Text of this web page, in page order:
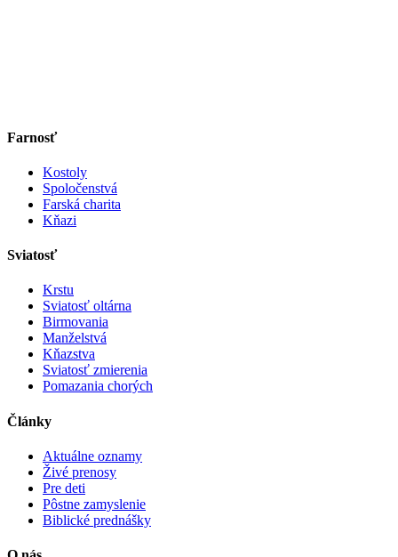
Farnosť
Kostoly
Spoločenstvá
Farská charita
Kňazi
Sviatosť
Krstu
Sviatosť oltárna
Birmovania
Manželstvá
Kňazstva
Sviatosť zmierenia
Pomazania chorých
Články
Aktuálne oznamy
Živé prenosy
Pre deti
Pôstne zamyslenie
Biblické prednášky